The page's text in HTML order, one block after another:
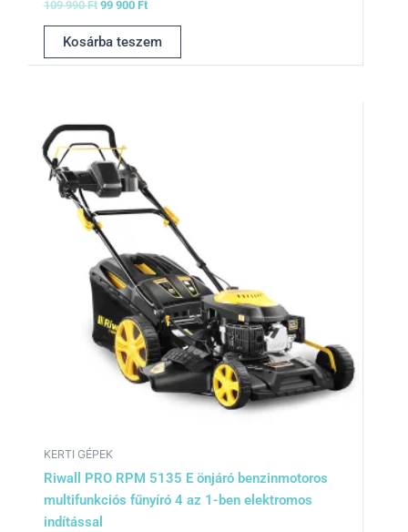
109 990Ft 99 900 Ft
Kosárba teszem
KERTI GÉPEK
Riwall PRO RPM 5135 E önjáró benzinmotoros
multifunkciós fűnyíró 4 az 1-ben elektromos
indítással